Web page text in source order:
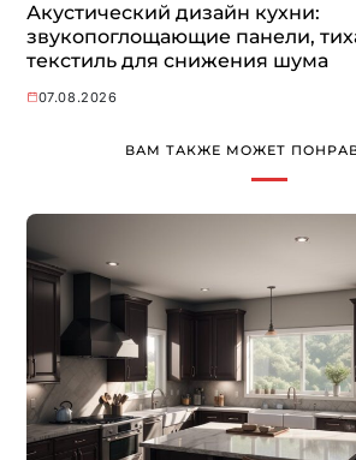
Акустический дизайн кухни:
звукопоглощающие панели,
текстиль для снижения шума
07.08.2026
ВАМ ТАКЖЕ МОЖЕТ